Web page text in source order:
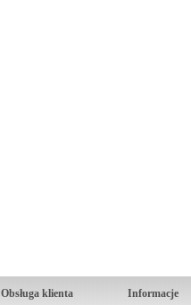
Obsługa klienta
Informacje